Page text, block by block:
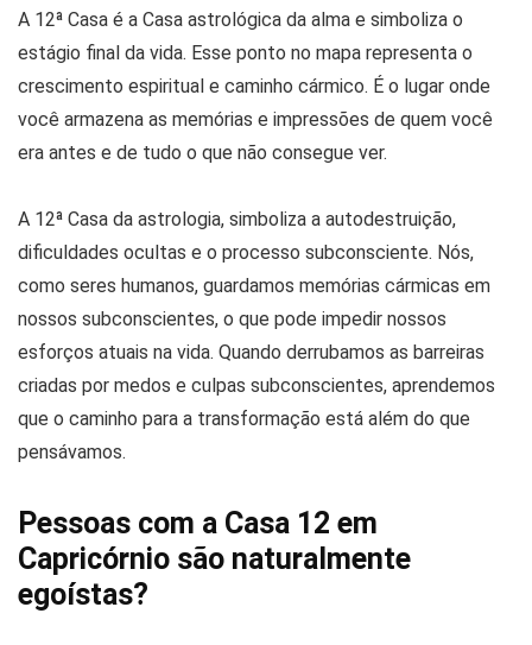
A 12ª Casa é a Casa astrológica da alma e simboliza o
estágio final da vida. Esse ponto no mapa representa o
crescimento espiritual e caminho cármico. É o lugar onde
você armazena as memórias e impressões de quem você
era antes e de tudo o que não consegue ver.
A 12ª Casa da astrologia, simboliza a autodestruição,
dificuldades ocultas e o processo subconsciente. Nós,
como seres humanos, guardamos memórias cármicas em
nossos subconscientes, o que pode impedir nossos
esforços atuais na vida. Quando derrubamos as barreiras
criadas por medos e culpas subconscientes, aprendemos
que o caminho para a transformação está além do que
pensávamos.
Pessoas com a Casa 12 em
Capricórnio são naturalmente
egoístas?